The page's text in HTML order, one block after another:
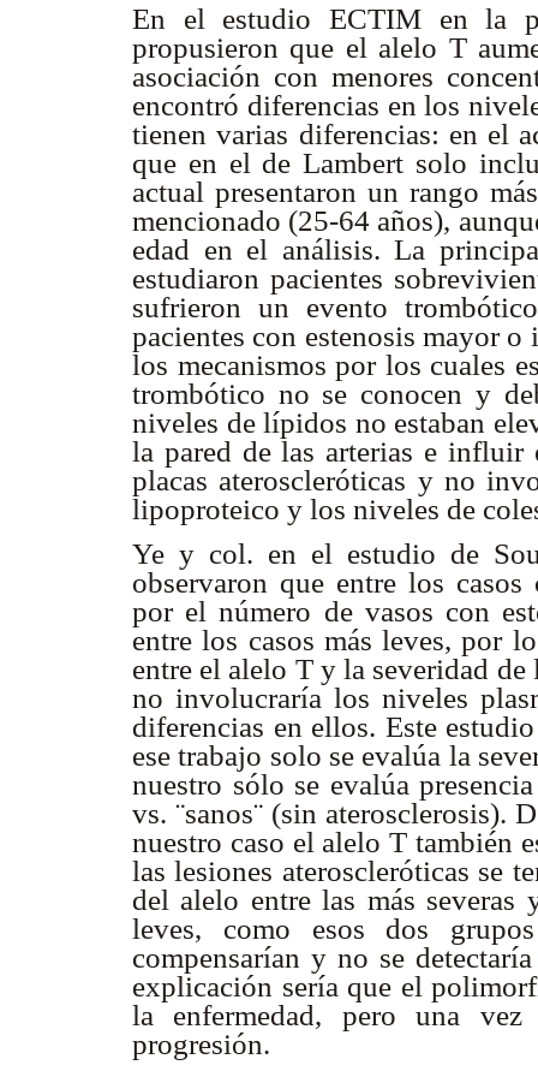
En el estudio ECTIM en la
propusieron que el alelo T
asociación con menores
encontró diferencias en los
tienen varias diferencias: en el
que en el de Lambert solo
actual presentaron un rango
mencionado (25-64 años),
edad en el análisis. La
estudiaron pacientes
sufrieron un evento
pacientes con estenosis mayor
los mecanismos por los cuales
trombótico no se conocen y
niveles de lípidos no estaban
la pared de las arterias e
placas ateroscleróticas y no
lipoproteico y los niveles de
Ye y col. en el estudio de
observaron que entre los casos
por el número de vasos con
entre los casos más leves, por
entre el alelo T y la severidad
no involucraría los niveles
diferencias en ellos. Este
ese trabajo solo se evalúa la
nuestro sólo se evalúa
vs. ¨sanos¨ (sin aterosclerosis).
nuestro caso el alelo T también
las lesiones ateroscleróticas se
del alelo entre las más
leves, como esos dos
compensarían y no se
explicación sería que el
la enfermedad, pero una
progresión.